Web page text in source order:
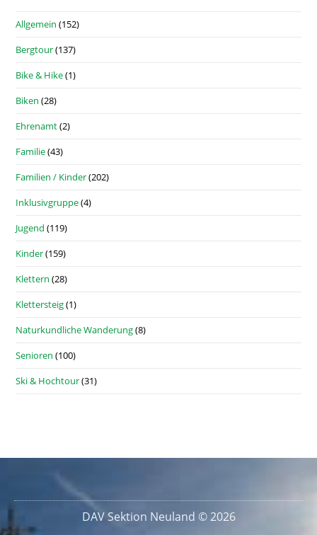
Allgemein (152)
Bergtour(137)
Bike & Hike(1)
Biken (28)
Ehrenamt(2)
Familie(43)
Familien / Kinder(202)
Inklusivgruppe(4)
Jugend (119)
Kinder(159)
Klettern (28)
Klettersteig(1)
Naturkundliche Wanderung(8)
Senioren (100)
Ski & Hochtour(31)
DAV Sektion Neuland © 2026